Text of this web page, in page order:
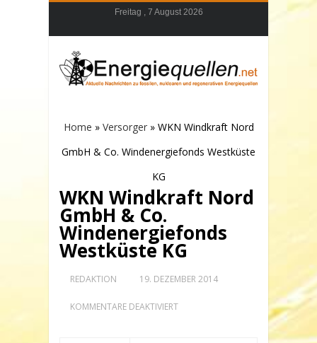
Freitag , 7 August 2026
Home » Versorger» WKN Windkraft Nord
GmbH & Co. Windenergiefonds Westküste
KG
WKN Windkraft Nord
GmbH & Co.
Windenergiefonds
Westküste KG
REDAKTION 19. DEZEMBER 2014
KOMMENTARE DEAKTIVIERTFÜR